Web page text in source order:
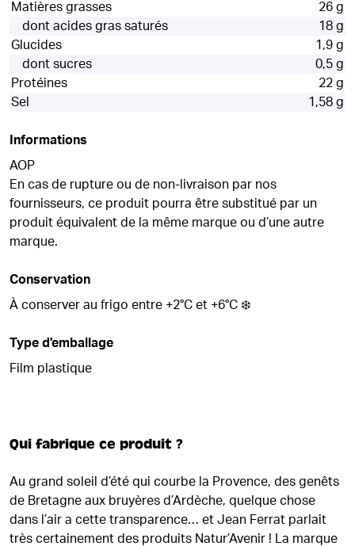
Matières grasses
26 g
dont acides gras saturés
18 g
Glucides
1,9 g
dont sucres
0,5 g
Protéines
22 g
Sel
1,58 g
Informations
AOP
En cas de rupture ou de non-livraison par nos
fournisseurs, ce produit pourra être substitué par un
produit équivalent de la même marque ou d’une autre
marque.
Conservation
À conserver au frigo entre +2°C et +6°C ❄️
Type d'emballage
Film plastique
Qui fabrique ce produit ?
Au grand soleil d’été qui courbe la Provence, des genêts
de Bretagne aux bruyères d’Ardèche, quelque chose
dans l’air a cette transparence… et Jean Ferrat parlait
très certainement des produits Natur’Avenir ! La marque